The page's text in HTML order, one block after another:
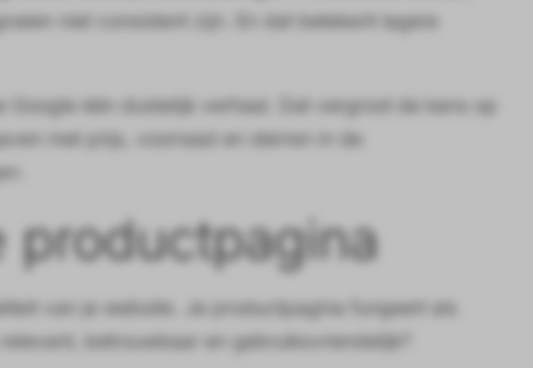
niet consistent zijn. En dat betekent lagere
één duidelijk verhaal. Dat vergroot de kans op
met prijs, voorraad en sterren in de
productpagina
van je website. Je productpagina fungeert als
betrouwbaar en gebruiksvriendelijk?